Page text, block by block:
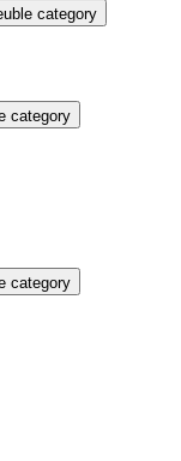
category
category
category